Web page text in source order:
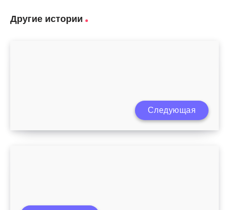
Другие истории
Как приучить детей к порядку и чистоте?
Следующая